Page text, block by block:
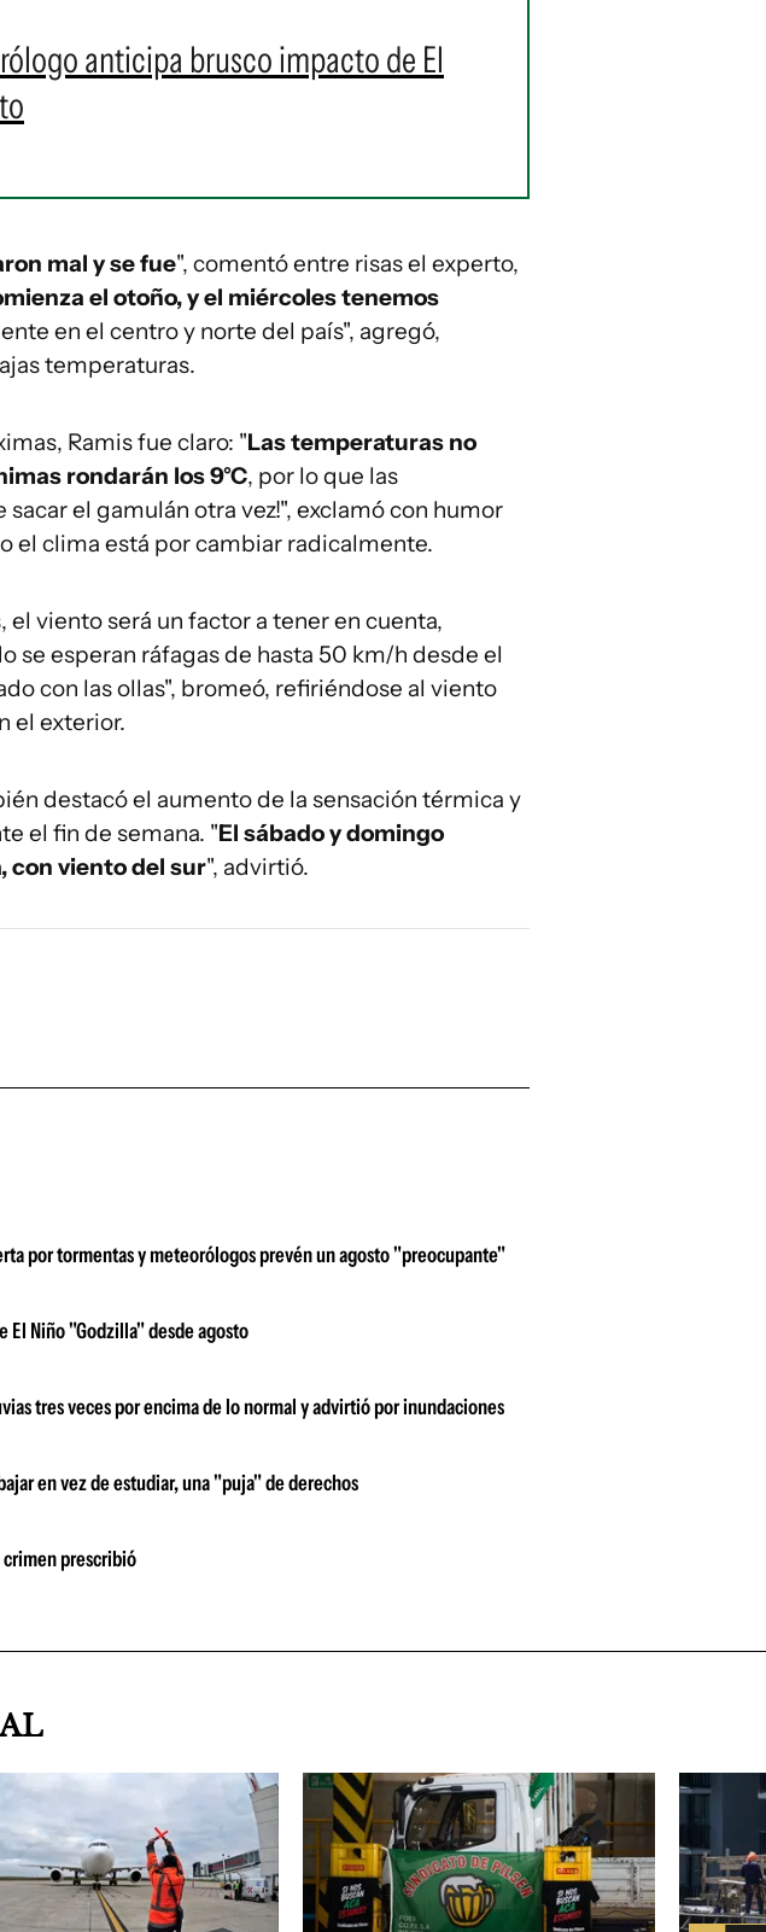
anticipa brusco impacto de El
mal y se fue", comentó entre risas el experto,
el otoño, y el miércoles tenemos
en el centro y norte del país", agregó,
temperaturas.
Ramis fue claro: "Las temperaturas no
rondarán los 9°C, por lo que las
el gamulán otra vez!", exclamó con humor
el clima está por cambiar radicalmente.
viento será un factor a tener en cuenta,
se esperan ráfagas de hasta 50 km/h desde el
con las ollas", bromeó, refiriéndose al viento
el exterior.
destacó el aumento de la sensación térmica y
el fin de semana. "El sábado y domingo
con viento del sur", advirtió.
por tormentas y meteorólogos prevén un agosto "preocupante"
Niño "Godzilla" desde agosto
tres veces por encima de lo normal y advirtió por inundaciones
en vez de estudiar, una "puja" de derechos
prescribió